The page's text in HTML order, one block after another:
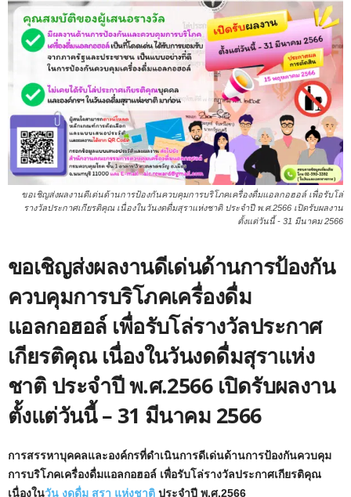
ขอเชิญส่งผลงานดีเด่นด้านการป้องกันควบคุมการบริโภคเครื่องดื่มแอลกอฮอล์ เพื่อรับโล่
รางวัลประกาศเกียรติคุณ เนื่องในวันงดดื่มสุราแห่งชาติ ประจำปี พ.ศ.2566 เปิดรับผลงาน
ตั้งแต่วันนี้ - 31 มีนาคม 2566
ขอเชิญส่งผลงานดีเด่นด้านการป้องกัน
ควบคุมการบริโภคเครื่องดื่ม
แอลกอฮอล์ เพื่อรับโล่รางวัลประกาศ
เกียรติคุณ เนื่องในวันงดดื่มสุราแห่ง
ชาติ ประจำปี พ.ศ.2566 เปิดรับผลงาน
ตั้งแต่วันนี้ – 31 มีนาคม 2566
การสรรหาบุคคลและองค์กรที่ดำเนินการดีเด่นด้านการป้องกันควบคุม
การบริโภคเครื่องดื่มแอลกอฮอล์ เพื่อรับโล่รางวัลประกาศเกียรติคุณ
เนื่องในวัน งดดื่ม สุรา แห่งชาติ ประจำปี พ.ศ.2566